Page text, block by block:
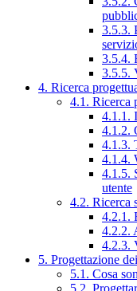
3.5.3.
3.5.4.
3.5.5.
4. Ricerca
4.1. Ricerca
4.1.1.
4.1.2.
4.1.3.
4.1.4.
4.1.5.
utente
4.2. Ricerca
4.2.1.
4.2.2.
4.2.3.
5. Progettazione
5.1. Cosa
5.2.